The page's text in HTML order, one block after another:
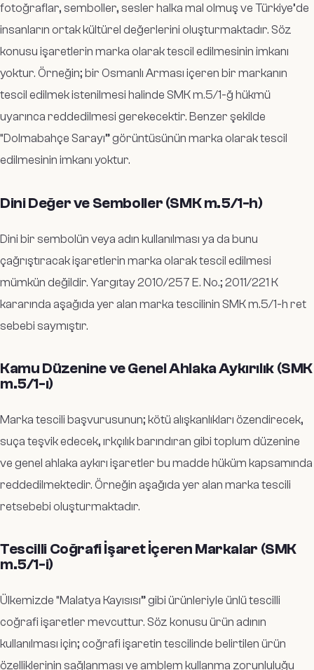
fotoğraflar, semboller, sesler halka mal olmuş ve Türkiye’de
insanların ortak kültürel değerlerini oluşturmaktadır. Söz
konusu işaretlerin marka olarak tescil edilmesinin imkanı
yoktur. Örneğin; bir Osmanlı Arması içeren bir markanın
tescil edilmek istenilmesi halinde SMK m.5/1-ğ hükmü
uyarınca reddedilmesi gerekecektir. Benzer şekilde
“Dolmabahçe Sarayı” görüntüsünün marka olarak tescil
edilmesinin imkanı yoktur.
Dini Değer ve Semboller (SMK m.5/1-h)
Dini bir sembolün veya adın kullanılması ya da bunu
çağrıştıracak işaretlerin marka olarak tescil edilmesi
mümkün değildir. Yargıtay 2010/257 E. No.; 2011/221 K
kararında aşağıda yer alan marka tescilinin SMK m.5/1-h ret
sebebi saymıştır.
Kamu Düzenine ve Genel Ahlaka Aykırılık (SMK
m.5/1-ı)
Marka tescili başvurusunun; kötü alışkanlıkları özendirecek,
suça teşvik edecek, ırkçılık barındıran gibi toplum düzenine
ve genel ahlaka aykırı işaretler bu madde hüküm kapsamında
reddedilmektedir. Örneğin aşağıda yer alan marka tescili
retsebebi oluşturmaktadır.
Tescilli Coğrafi İşaret İçeren Markalar (SMK
m.5/1-i)
Ülkemizde “Malatya Kayısısı” gibi ürünleriyle ünlü tescilli
coğrafi işaretler mevcuttur. Söz konusu ürün adının
kullanılması için; coğrafi işaretin tescilinde belirtilen ürün
özelliklerinin sağlanması ve amblem kullanma zorunluluğu